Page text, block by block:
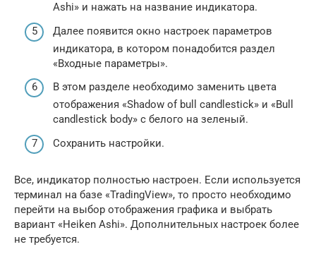
Ashi» и нажать на название индикатора.
Далее появится окно настроек параметров
индикатора, в котором понадобится раздел
«Входные параметры».
В этом разделе необходимо заменить цвета
отображения «Shadow of bull candlestick» и «Bull
candlestick body» с белого на зеленый.
Сохранить настройки.
Все, индикатор полностью настроен. Если используется
терминал на базе «TradingView», то просто необходимо
перейти на выбор отображения графика и выбрать
вариант «Heiken Ashi». Дополнительных настроек более
не требуется.